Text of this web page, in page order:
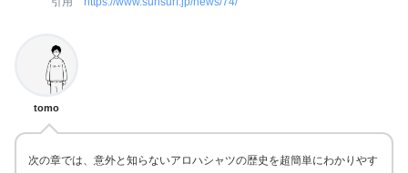
tomo
次の章では、意外と知らないアロハシャツの歴史を超簡単にわかりやす